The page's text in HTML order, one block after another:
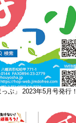
ぷ」 2023年5月号発行！